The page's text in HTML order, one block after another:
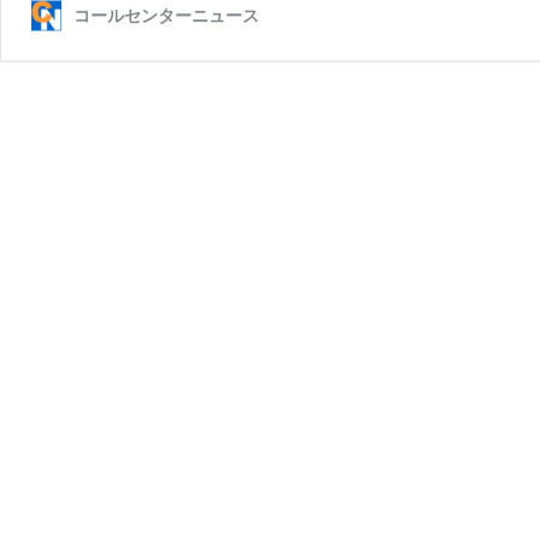
コールセンターニュース